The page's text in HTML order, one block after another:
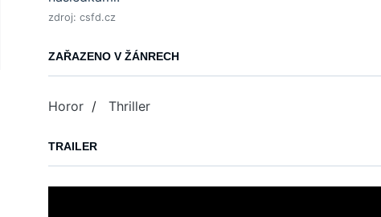
zdroj: csfd.cz
ZAŘAZENO V ŽÁNRECH
Horor / Thriller
TRAILER